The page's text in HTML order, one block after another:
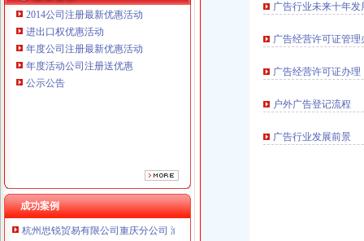
本站导航
2014公司注册最新优惠活动
进出口权优惠活动
年度公司注册最新优惠活动
年度活动公司注册送优惠
公示公告
成功案例
重庆铭博投资咨询有限公司
重庆戴盛贷款咨询有限公司
重庆凯誉网络通信技术工程有限公司渝中分公司 （工商注册）
上海兆妩贸易有限公司重庆时代广场分公司 渝中 （工商注册）
杭州思锐贸易有限公司重庆分公司 渝中 （工商注册）
重庆百谷农业开发有限公司 渝中650万 （注册）
广告行业未来十年发
广告经营许可证管理
广告经营许可证办理
户外广告登记流程
广告行业发展前景